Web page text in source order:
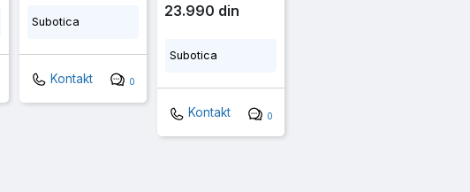
Subotica
Kontakt 0
23.990 din
Subotica
Kontakt 0